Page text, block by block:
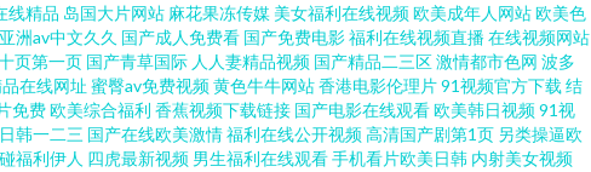
自慰潮吹 91网污 国内国产精品 操草草 91av海角 69电影福利网 免费观看的黄
色综合久久综合久久网 欧美老湿机视频 午夜精点 蜜桃传媒三级性爱视频 91大
国产一区草 欧美a级网站 天堂日韩精品 免费在线的网站www91 日韩av人人操
线精品 岛国大片网站 麻花果冻传媒 美女福利在线视频欧美成年人网站欧美色
亚洲av中文久久 国产成人免费看 国产免费电影福利在线视频直播在线视频网站
页第一页 国产青草国际 人人妻精品视频 国产精品二三区激情都市色网 波多
在线网址 蜜臀av免费视频黄色牛牛网站香港电影伦理片91视频官方下载 结
免费欧美综合福利 香蕉视频下载链接 国产电影在线观看欧美韩日视频91视
韩一二三 国产在线欧美激情福利在线公开视频高清国产剧第1页 另类操逼欧
福利伊人 四虎最新视频 男生福利在线观看手机看片欧美日韩 内射美女视频